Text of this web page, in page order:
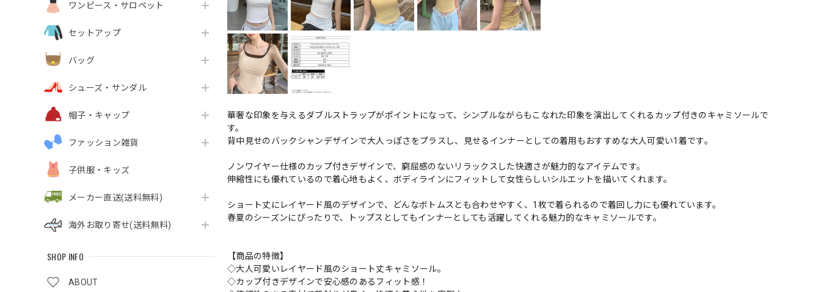
ワンピース・サロペット
セットアップ
バッグ
シューズ・サンダル
帽子・キャップ
ファッション雑貨
子供服・キッズ
メーカー直送(送料無料)
海外お取り寄せ(送料無料)
SHOP INFO
ABOUT
華奢な印象を与えるダブルストラップがポイントになって、シンプルながらもこなれた印象を演出してくれるカップ付きのキャミソールで
す。
背中見せのバックシャンデザインで大人っぽさをプラスし、見せるインナーとしての着用もおすすめな大人可愛い1着です。
ノンワイヤー仕様のカップ付きデザインで、窮屈感のないリラックスした快適さが魅力的なアイテムです。
伸縮性にも優れているので着心地もよく、ボディラインにフィットして女性らしいシルエットを描いてくれます。
ショート丈にレイヤード風のデザインで、どんなボトムスとも合わせやすく、1枚で着られるので着回し力にも優れています。
春夏のシーズンにぴったりで、トップスとしてもインナーとしても活躍してくれる魅力的なキャミソールです。
【商品の特徴】
◇大人可愛いレイヤード風のショート丈キャミソール。
◇カップ付きデザインで安心感のあるフィット感！